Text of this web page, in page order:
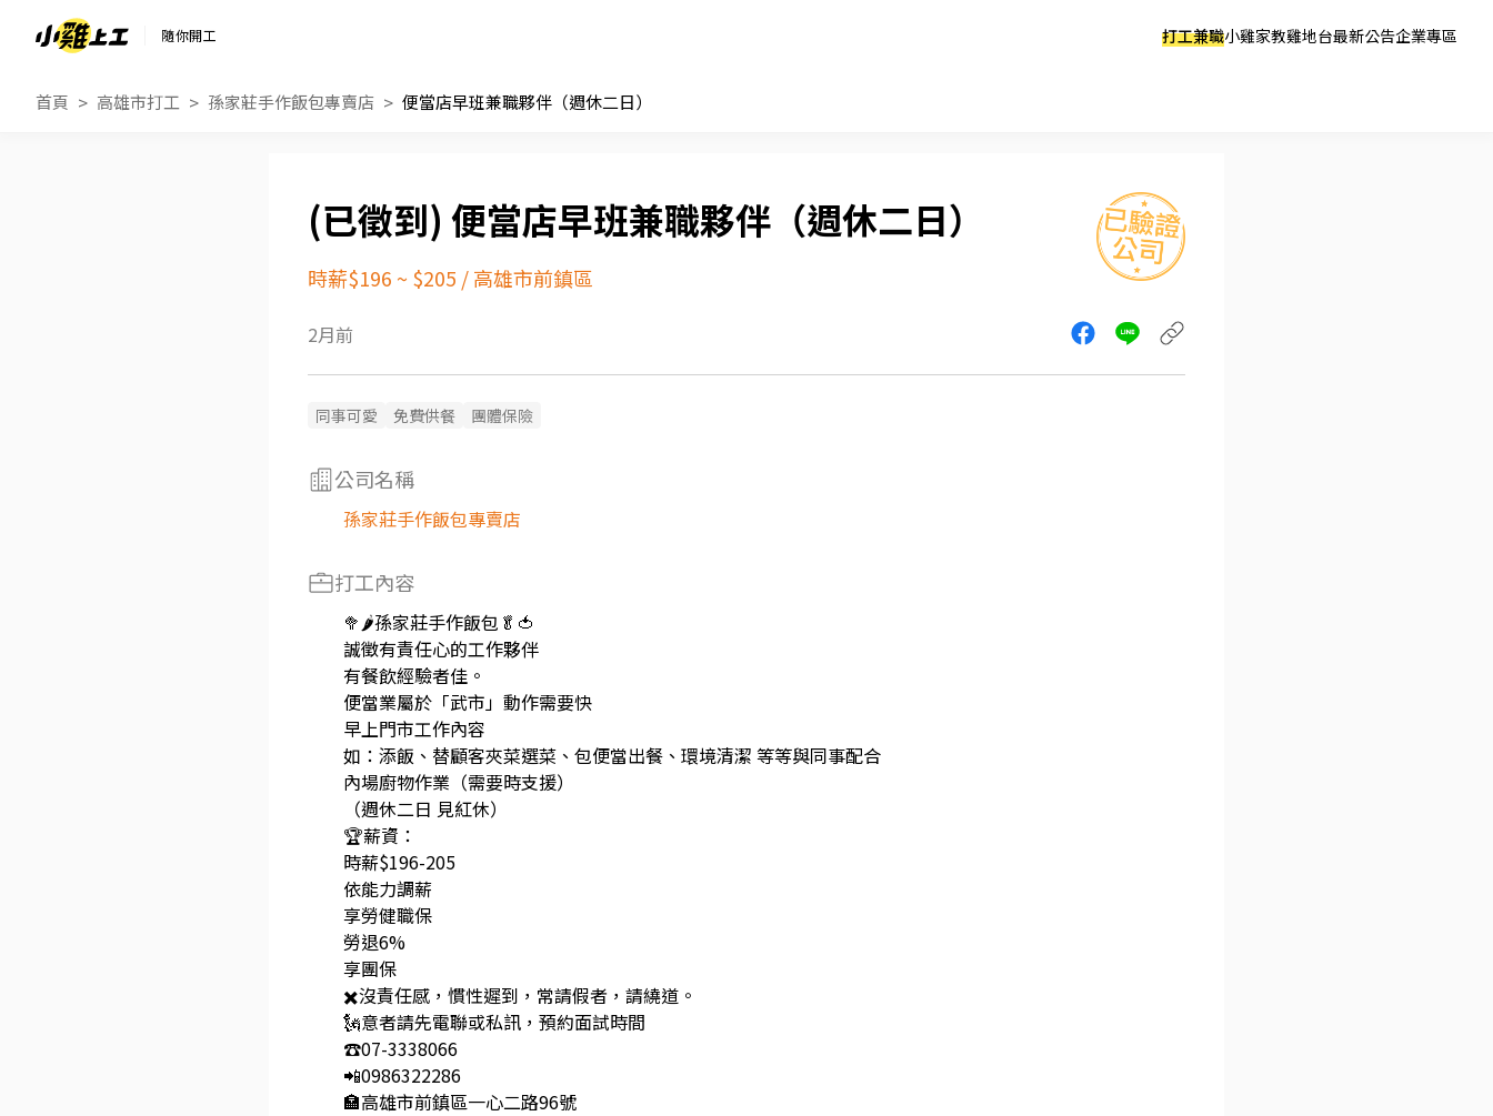
隨你開工 打工兼職小雞家教雞地台最新公告企業專區
首頁 高雄市打工 孫家莊手作飯包專賣店 便當店早班兼職夥伴（週休二日）
便當店早班兼職夥伴（週休二日）
時薪$196 ~ $205 /高雄市前鎮區
2月前
同事可愛 免費供餐 團體保險
公司名稱
孫家莊手作飯包專賣店
打工內容
🥦🌶孫家莊手作飯包🥬🍅
誠徵有責任心的工作夥伴
有餐飲經驗者佳。
便當業屬於「武市」動作需要快
早上門市工作內容
如：添飯、替顧客夾菜選菜、包便當出餐、環境清潔 等等與同事配合
內場廚物作業（需要時支援）
（週休二日 見紅休）
🏆薪資：
時薪$196-205
依能力調薪
享勞健職保
勞退6%
享團保
✖️沒責任感，慣性遲到，常請假者，請繞道。
🗽意者請先電聯或私訊，預約面試時間
☎07-3338066
📲0986322286
🏣高雄市前鎮區一心二路96號